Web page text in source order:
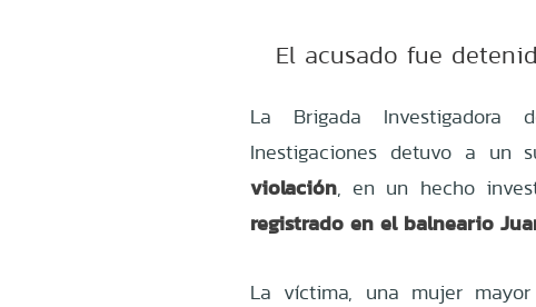
El acusado fue
La Brigada
Inestigaciones detuvo a un
violación, en un hecho
registrado en el balneario
La víctima, una mujer